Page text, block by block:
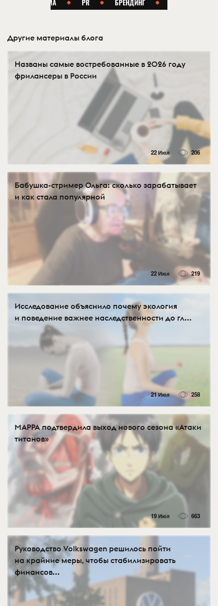
Другие материалы блога
Названы самые востребованные в 2026 году
фрилансеры в России
22 Июл 206
Бабушка-стример Ольга: сколько зарабатывает
и как стала популярной
22 Июл 219
Исследование объяснило почему экология
и поведение важнее наследственности до гл...
21 Июл 258
MAPPA подтвердила выход нового сезона «Атаки
титанов»
19 Июл 663
Руководство Volkswagen решилось пойти
на крайние меры, чтобы стабилизировать
финансов...